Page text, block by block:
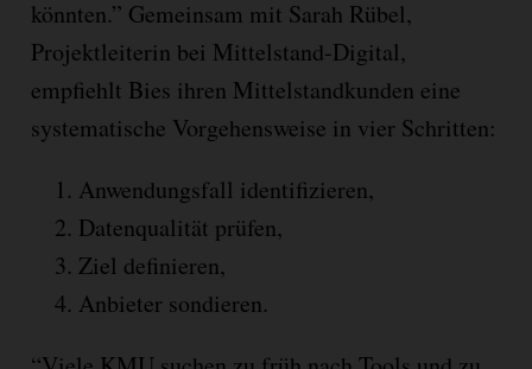
könnten.” Gemeinsam mit Sarah Rübel,
Projektleiterin bei Mittelstand-Digital,
empfiehlt Bies ihren Mittelstandkunden eine
systematische Vorgehensweise in vier Schritten:
Anwendungsfall identifizieren,
Datenqualität prüfen,
Ziel definieren,
Anbieter sondieren.